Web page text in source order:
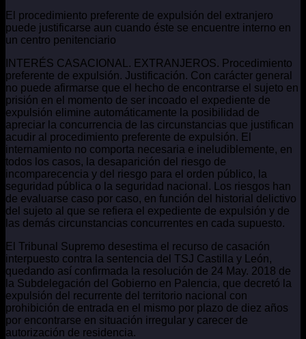
El procedimiento preferente de expulsión del extranjero
puede justificarse aun cuando éste se encuentre interno en
un centro penitenciario
INTERÉS CASACIONAL. EXTRANJEROS. Procedimiento
preferente de expulsión. Justificación. Con carácter general
no puede afirmarse que el hecho de encontrarse el sujeto en
prisión en el momento de ser incoado el expediente de
expulsión elimine automáticamente la posibilidad de
apreciar la concurrencia de las circunstancias que justifican
acudir al procedimiento preferente de expulsión. El
internamiento no comporta necesaria e ineludiblemente, en
todos los casos, la desaparición del riesgo de
incomparecencia y del riesgo para el orden público, la
seguridad pública o la seguridad nacional. Los riesgos han
de evaluarse caso por caso, en función del historial delictivo
del sujeto al que se refiera el expediente de expulsión y de
las demás circunstancias concurrentes en cada supuesto.
El Tribunal Supremo desestima el recurso de casación
interpuesto contra la sentencia del TSJ Castilla y León,
quedando así confirmada la resolución de 24 May. 2018 de
la Subdelegación del Gobierno en Palencia, que decretó la
expulsión del recurrente del territorio nacional con
prohibición de entrada en el mismo por plazo de diez años
por encontrarse en situación irregular y carecer de
autorización de residencia.